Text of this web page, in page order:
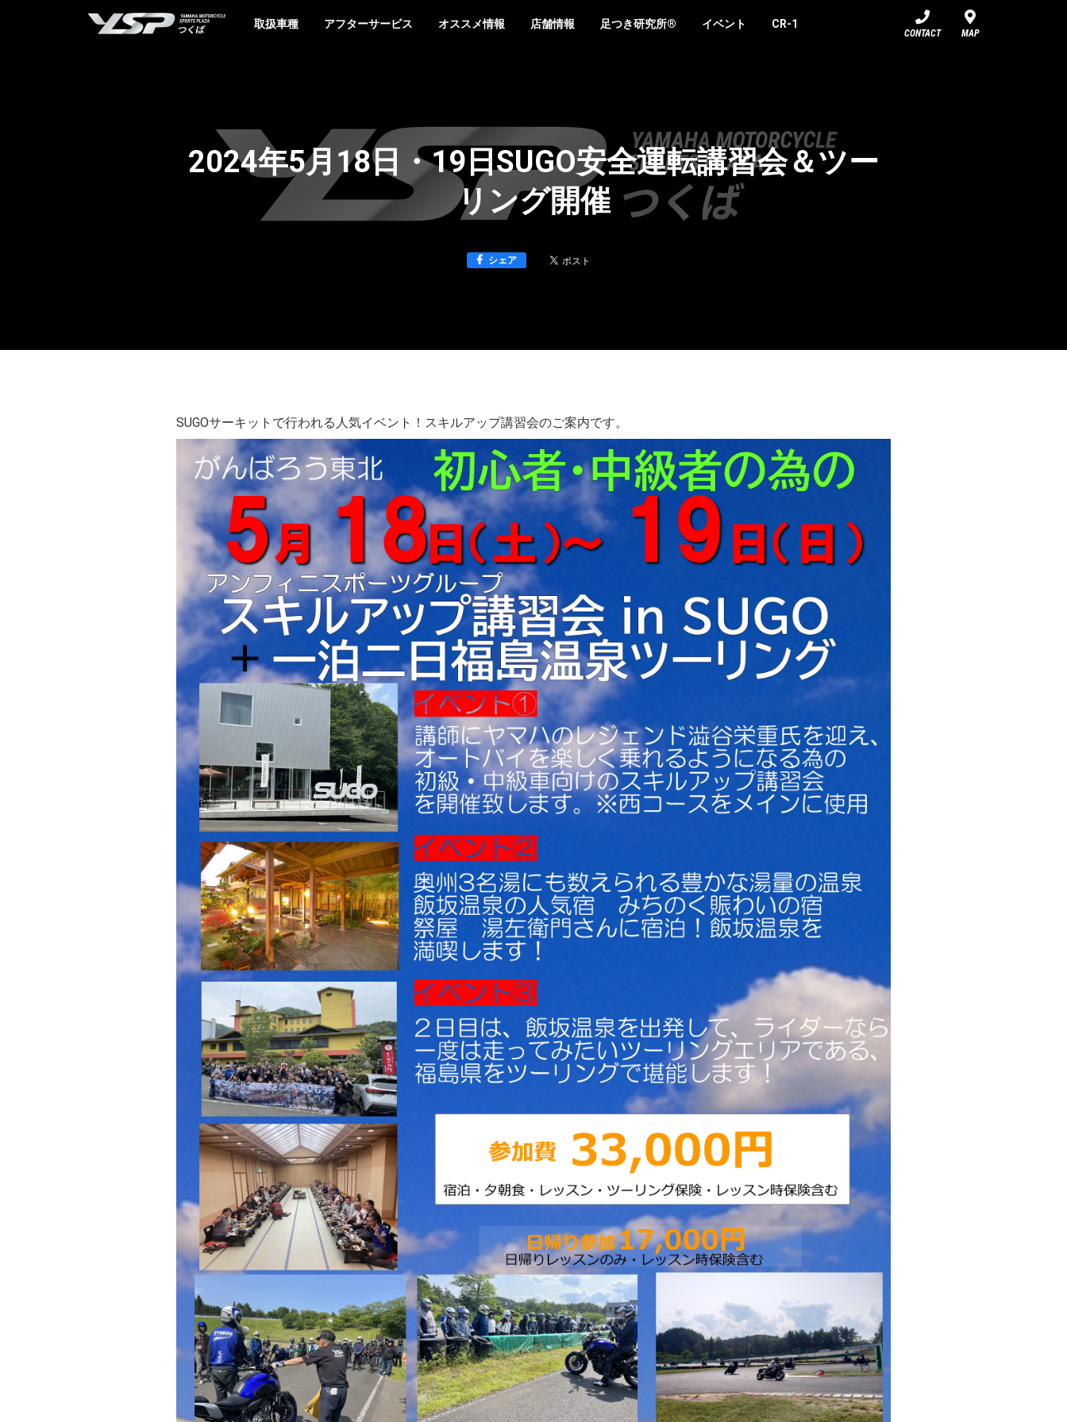
YSPつくば
取扱車種 アフターサービス オススメ情報 店舗情報 足つき研究所® イベント CR-1
CONTACT MAP
2024年5月18日・19日SUGO安全運転講習会＆ツー
リング開催
シェア
SUGOサーキットで行われる人気イベント！スキルアップ講習会のご案内です。